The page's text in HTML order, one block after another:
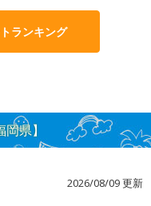
ランキング
県】
2026/08/09 更新